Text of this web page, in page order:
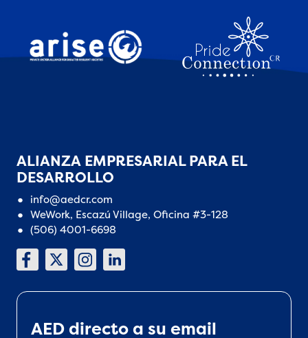
ALIANZA EMPRESARIAL PARA EL
DESARROLLO
info@aedcr.com
WeWork, Escazú Village, Oficina #3-128
(506) 4001-6698
AED directo a su email